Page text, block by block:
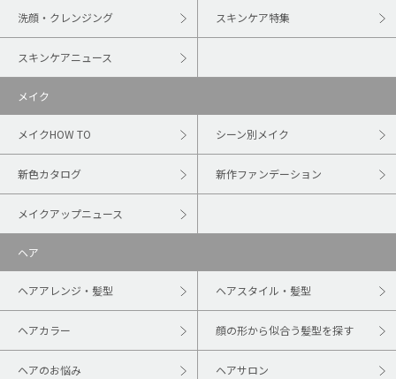
洗顔・クレンジング スキンケア特集
スキンケアニュース
メイク
メイクHOW TO シーン別メイク
新色カタログ 新作ファンデーション
メイクアップニュース
ヘア
ヘアアレンジ・髪型 ヘアスタイル・髪型
ヘアカラー 顔の形から似合う髪型を探す
ヘアのお悩み ヘアサロン